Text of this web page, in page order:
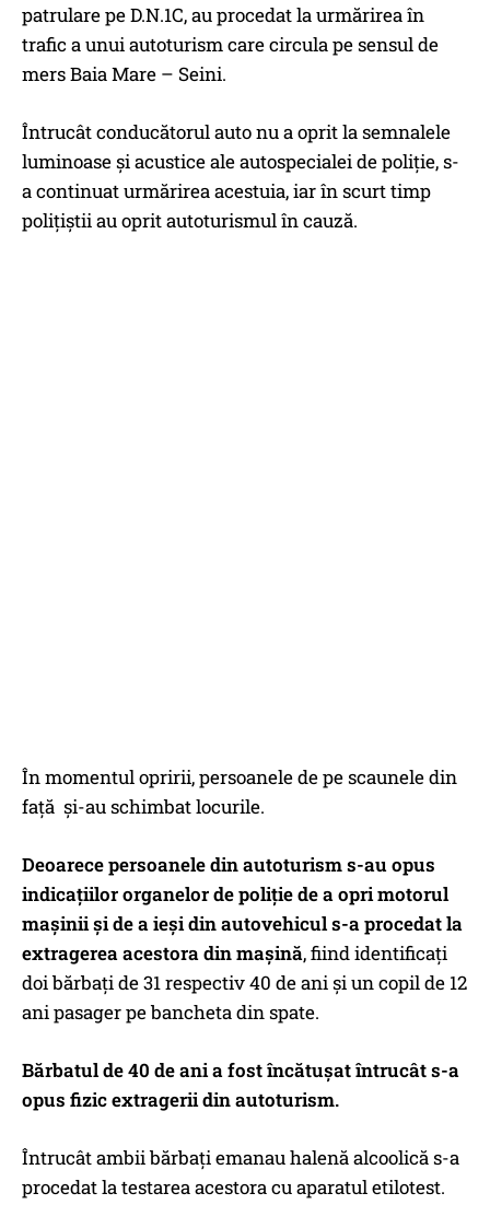
patrulare pe D.N.1C, au procedat la urmărirea în
trafic a unui autoturism care circula pe sensul de
mers Baia Mare – Seini.
Întrucât conducătorul auto nu a oprit la semnalele
luminoase și acustice ale autospecialei de poliție, s-
a continuat urmărirea acestuia, iar în scurt timp
polițiștii au oprit autoturismul în cauză.
În momentul opririi, persoanele de pe scaunele din
față și-au schimbat locurile.
Deoarece persoanele din autoturism s-au opus
indicațiilor organelor de poliție de a opri motorul
mașinii și de a ieși din autovehicul s-a procedat la
extragerea acestora din mașină, fiind identificați
doi bărbați de 31 respectiv 40 de ani și un copil de 12
ani pasager pe bancheta din spate.
Bărbatul de 40 de ani a fost încătușat întrucât s-a
opus fizic extragerii din autoturism.
Întrucât ambii bărbați emanau halenă alcoolică s-a
procedat la testarea acestora cu aparatul etilotest.